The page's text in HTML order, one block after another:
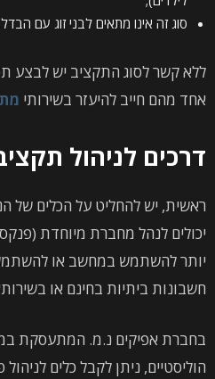
סוג זה אינו מתאים לבני זוג עם
אחד מהם חייב להיעזר בשירותי
דרכים לניהול
ראשית, יש להחליט על הכלים של
יכולים לנהל מחברת מיוחדת
יותר להשתמש במחשב או
חשבונות ביתיות בחינם או
בחברת אפיקים נ.מ. המתעסקת
הוליסטיים, ניתן לקבל כלים